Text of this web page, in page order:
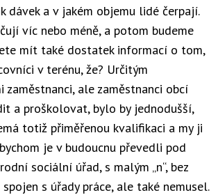
dávek a v jakém objemu lidé čerpají.
víc nebo méně, a potom budeme
mít také dostatek informací o tom,
v terénu, že? Určitým
ale zaměstnanci obcí
a proškolovat, bylo by jednodušší,
totiž přiměřenou kvalifikaci a my ji
je v budoucnu převedli pod
sociální úřad, s malým „n“, bez
s úřady práce, ale také nemusel.